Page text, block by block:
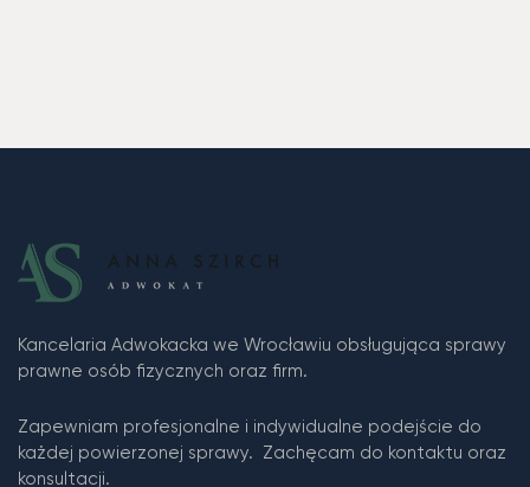
Kancelaria Adwokacka we Wrocławiu obsługująca sprawy
prawne osób fizycznych oraz firm.
Zapewniam profesjonalne i indywidualne podejście do
każdej powierzonej sprawy. Zachęcam do kontaktu oraz
konsultacji.